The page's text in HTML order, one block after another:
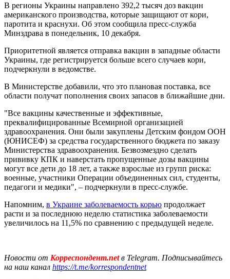
В регионы Украины направлено 392,2 тысяч доз вакцин
американского производства, которые защищают от кори,
паротита и краснухи. Об этом сообщила пресс-служба
Минздрава в понедельник, 10 декабря.
Приоритетной является отправка вакцин в западные области
Украины, где регистрируется больше всего случаев кори,
подчеркнули в ведомстве.
В Министерстве добавили, что это плановая поставка, все
области получат пополнения своих запасов в ближайшие дни.
"Все вакцины качественные и эффективные,
преквалифицированные Всемирной организацией
здравоохранения. Они были закуплены Детским фондом ООН
(ЮНИСЕФ) за средства государственного бюджета по заказу
Министерства здравоохранения. Безвозмездно сделать
прививку КПК и наверстать пропущенные дозы вакцины
могут все дети до 18 лет, а также взрослые из групп риска:
военные, участники Операции объединенных сил, студенты,
педагоги и медики", – подчеркнули в пресс-службе.
Напомним, в Украине заболеваемость корью продолжает
расти и за последнюю неделю статистика заболеваемости
увеличилось на 11,5% по сравнению с предыдущей неделе.
Новости от Корреспондент.netв Telegram. Подписывайтесь
на наш канал https://t.me/korrespondentnet